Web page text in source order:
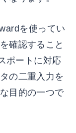
を使ってい
確認すること
ポートに対応
の二重入力を
目的の一つで